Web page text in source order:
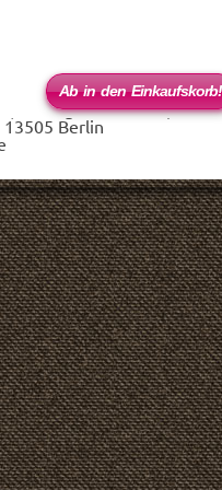
(haftungsbeschränkt)
13505 Berlin